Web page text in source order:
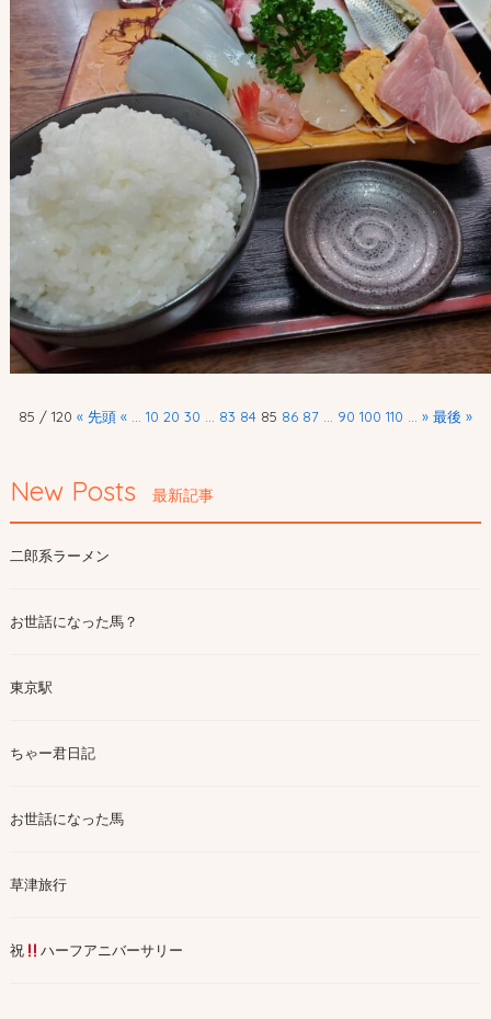
85 / 120 « 先頭 « ... 10 20 30 ... 83 84 85 86 87 ... 90 100 110 ... » 最後 »
New Posts 最新記事
二郎系ラーメン
お世話になった馬？
東京駅
ちゃー君日記
お世話になった馬
草津旅行
祝 ハーフアニバーサリー